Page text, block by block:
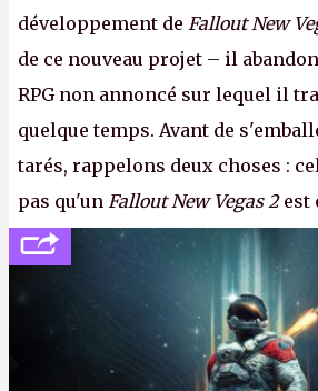
développement de Fallout New
de ce nouveau projet – il
RPG non annoncé sur lequel il
quelque temps. Avant de
tarés, rappelons deux choses :
pas qu'un Fallout New Vegas 2est
développement (pour ce que l'on
peut-être sur
Fallout Football ou
Lapins Crétins) et l'Obsidian
le même studio qu'il y a 15 ans.
peut commencer à fantasmer.A.